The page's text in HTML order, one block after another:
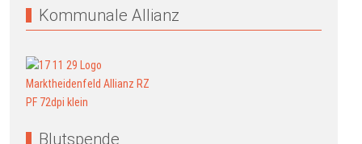
Kommunale Allianz
Blutspende